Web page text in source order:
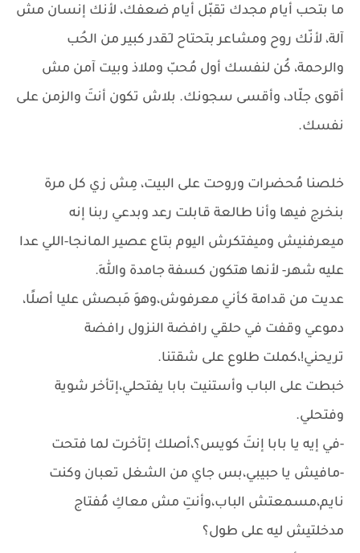
ما بتحب أيام مجدك تقبّل أيام ضعفك، لأنك إنسان مش
آلة، لأنّك روح ومشاعر بتحتاح لـِقدر كبير من الحُب
والرحمة، كُن لنفسك أول مُحبّ وملاذ وبيت آمن مش
أقوى جلّاد، وأقسى سجونك. بلاش تكون أنتَ والزمن على
نفسك.
خلصنا مُحضرات وروحت على البيت، مِش زي كل مرة
بنخرج فيها وأنا طالعة قابلت رعد وبدعي ربنا إنه
ميعرفنيش وميفتكرش اليوم بتاع عصير المانجا-اللي عدا
عليه شهر- لأنها هتكون كسفة جامدة واللهِ.
عديت من قدامة كأني معرفوش،وهوَ مَبصش عليا أصلًا،
دموعي وقفت في حلقي رافضة النزول رافضة
تريحني!،كملت طلوع على شقتنا.
خبطت على الباب وأستنيت بابا يفتحلي،إتأخر شوية
وفتحلي.
-في إيه يا بابا إنتَ كويس؟،أصلك إتأخرت لما فتحت
-مافيش يا حبيبي،بس جاي من الشغل تعبان وكنت
نايم،مسمعتش الباب،وأنتِ مش معاكِ مُفتاج
مدخلتيش ليه على طول؟